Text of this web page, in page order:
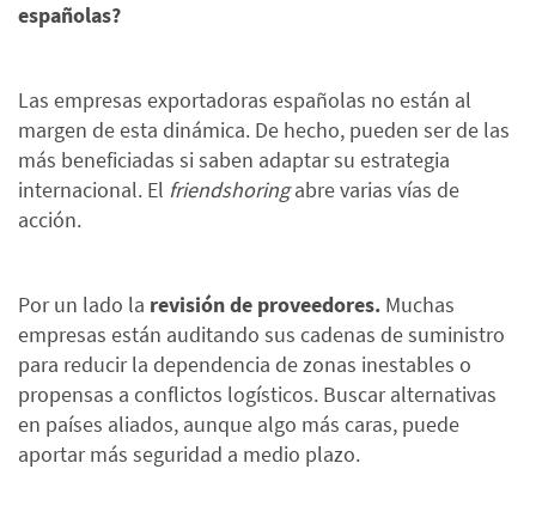
españolas?
Las empresas exportadoras españolas no están al
margen de esta dinámica. De hecho, pueden ser de las
más beneficiadas si saben adaptar su estrategia
internacional. El friendshoringabre varias vías de
acción.
Por un lado la revisión de proveedores. Muchas
empresas están auditando sus cadenas de suministro
para reducir la dependencia de zonas inestables o
propensas a conflictos logísticos. Buscar alternativas
en países aliados, aunque algo más caras, puede
aportar más seguridad a medio plazo.